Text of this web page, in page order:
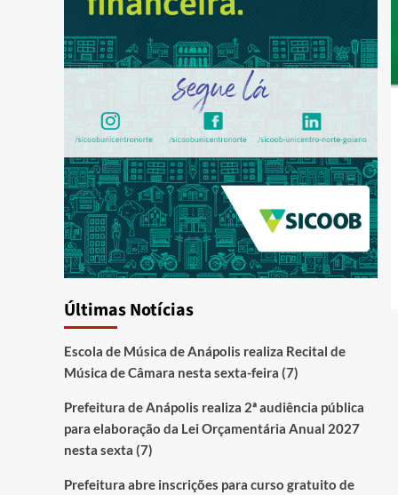
Últimas Notícias
Escola de Música de Anápolis realiza Recital de
Música de Câmara nesta sexta-feira (7)
Prefeitura de Anápolis realiza 2ª audiência pública
para elaboração da Lei Orçamentária Anual 2027
nesta sexta (7)
Prefeitura abre inscrições para curso gratuito de